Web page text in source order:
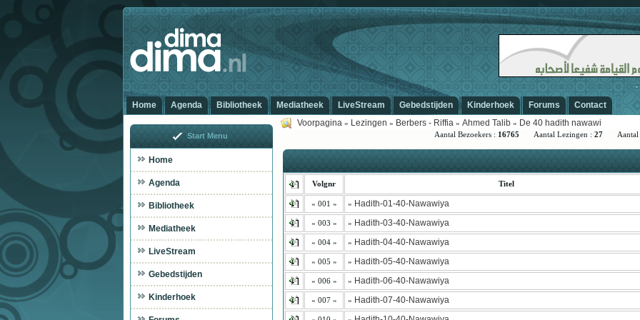
Home Agenda Bibliotheek Mediatheek LiveStream Gebedstijden Kinderhoek Forums
Contact
Voorpagina » Lezingen » Berbers - Riffia » Ahmed Talib » De 40 hadith nawawi
Aantal Bezoekers : 16765 Aantal Lezingen : 27 Aantal
Volgnr Titel
« 001 » » Hadith-01-40-Nawawiya
« 003 » » Hadith-03-40-Nawawiya
« 004 » » Hadith-04-40-Nawawiya
« 005 » » Hadith-05-40-Nawawiya
« 006 » » Hadith-06-40-Nawawiya
« 007 » » Hadith-07-40-Nawawiya
Start Menu
Home
Agenda
Bibliotheek
Mediatheek
LiveStream
Gebedstijden
Kinderhoek